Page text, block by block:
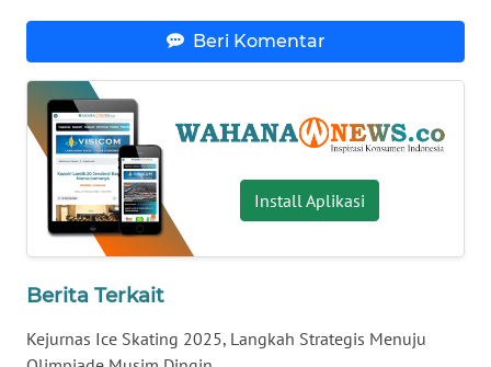
Beri Komentar
Install Aplikasi
Berita Terkait
Kejurnas Ice Skating 2025, Langkah Strategis Menuju
SUMSEL
WN
BENGKULU
WN
LAMPUNG
JATENG